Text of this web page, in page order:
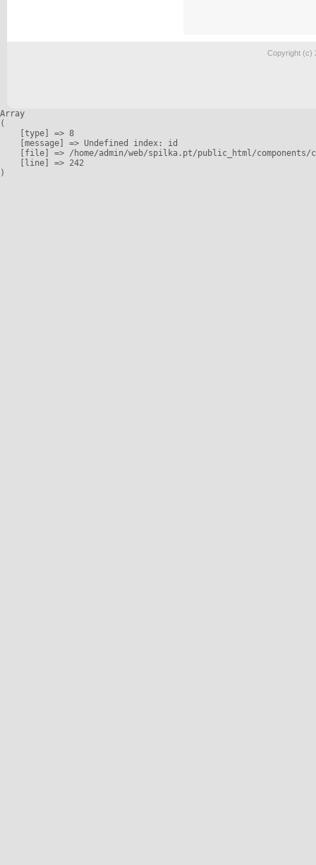
Copyright (c)
Array
(
    [type] => 8
    [message] => Undefined index: id
[file] => /home/admin/web/spilka.pt/public_html/
    [line] => 242